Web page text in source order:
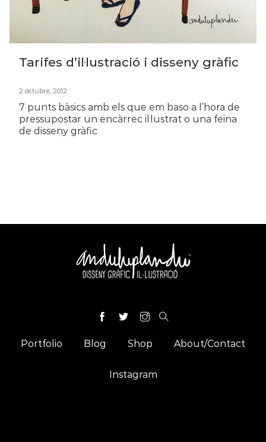
Tarifes d’il·lustració i disseny gràfic
2 octubre, 2012
7 punts bàsics amb els que em baso a l’hora de
pressupostar un encàrrec il·lustrat o una feina
de disseny gràfic
Portfolio Blog Shop About/Contact
Instagram